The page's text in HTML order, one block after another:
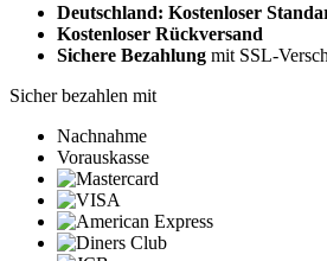
Deutschland: Kostenloser
Kostenloser Rückversand
Sichere Bezahlung mit SSL-
Sicher bezahlen mit
Nachnahme
Vorauskasse